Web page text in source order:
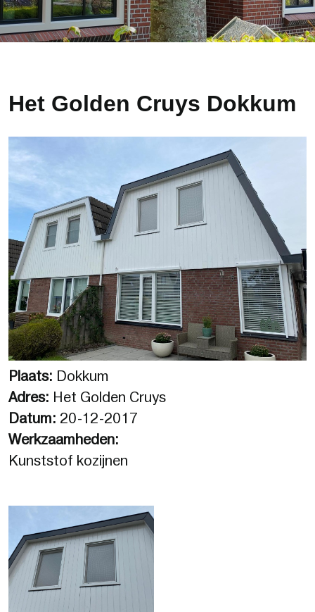
Het Golden Cruys Dokkum
Plaats: Dokkum
Adres: Het Golden Cruys
Datum: 20-12-2017
Werkzaamheden:
Kunststof kozijnen